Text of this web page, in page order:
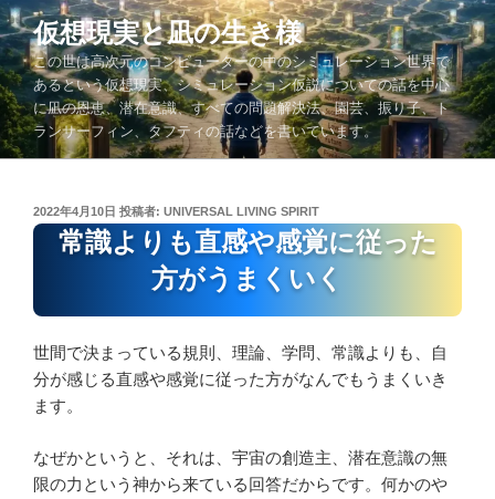
コ
ン
テ
ン
ツ
へ
仮想現実と凪の生き様
この世は高次元のコンピューターの中のシミュレーション世界で
あるという仮想現実、シミュレーション仮説についての話を中心
に凪の恩恵、潜在意識、すべての問題解決法、園芸、振り子、ト
ランサーフィン、タフティの話などを書いています。
投
稿
2022年4月10日 投稿者: UNIVERSAL LIVING SPIRIT
常識よりも直感や感覚に従った
方がうまくいく
世間で決まっている規則、理論、学問、常識よりも、自
分が感じる直感や感覚に従った方がなんでもうまくいき
ます。
なぜかというと、それは、宇宙の創造主、潜在意識の無
限の力という神から来ている回答だからです。何かのや